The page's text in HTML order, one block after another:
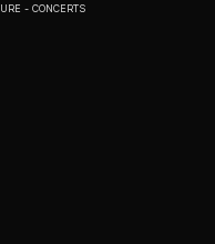
CONCERTS